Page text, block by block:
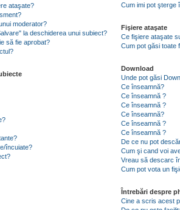
ataşate?
moderator?
la deschiderea unui subiect?
să fie aprobat?
încuiate?
Cum imi pot şterge
Fişiere ataşate
Ce fişiere ataşate
Cum pot găsi toate
Download
Unde pot găsi
Ce înseamnă?
Ce înseamnă ?
Ce înseamnă ?
Ce înseamnă?
Ce înseamnă ?
Ce înseamnă ?
De ce nu pot
Cum şi cand voi
Vreau să descarc
Cum pot vota un
Întrebări despre
Cine a scris acest